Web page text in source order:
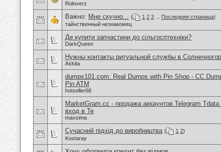
Roloverz
Важно: Мне скучно... ( 1 2 3 Последняя страница)
тайнственный незнакомец
Де купити запчастини до сільгосптехніки?
DarkQueen
Нужны контакты ритуальной службы в
Askita
dumps101.com: Real Dumps with Pin Shop - CC
Pin ATM
hotseller68
MarketGram.cc - продажа аккаунтов Telegram
вход в Te
maxsima
Сучасний підхід до виробництва ( 1 2)
Kostaray